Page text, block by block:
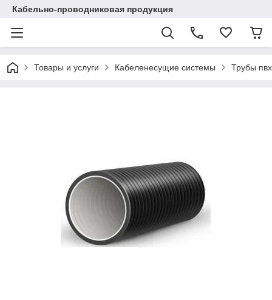
Кабельно-проводниковая продукция
Товары и услуги Кабеленесущие системы Трубы